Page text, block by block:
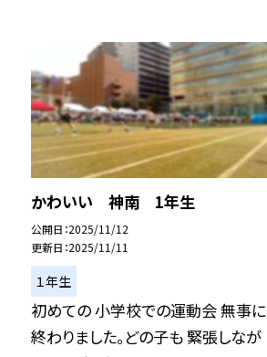
かわいい 神南 1年生
公開日 2025/11/12
更新日 2025/11/11
１年生
初めての 小学校での運動会 無事に
終わりました。どの子も 緊張しなが